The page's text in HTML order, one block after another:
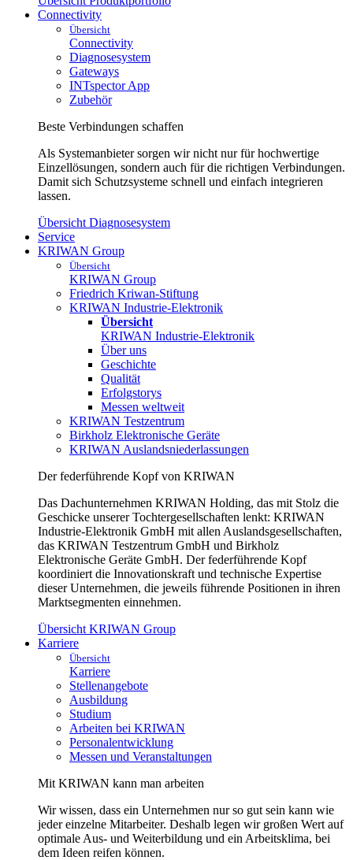
Connectivity
Übersicht
Connectivity
Diagnosesystem
Gateways
INTspector App
Zubehör
Beste Verbindungen schaffen
Als Systemanbieter sorgen wir nicht nur für hochwertige
Einzellösungen, sondern auch für die richtigen Verbindungen.
Damit sich Schutzsysteme schnell und einfach integrieren
lassen.
Übersicht Diagnosesystem
Service
KRIWAN Group
Übersicht
KRIWAN Group
Friedrich Kriwan-Stiftung
KRIWAN Industrie-Elektronik
Übersicht
KRIWAN Industrie-Elektronik
Über uns
Geschichte
Qualität
Erfolgstorys
Messen weltweit
KRIWAN Testzentrum
Birkholz Elektronische Geräte
KRIWAN Auslandsniederlassungen
Der federführende Kopf von KRIWAN
Das Dachunternehmen KRIWAN Holding, das mit Stolz die
Geschicke unserer Tochtergesellschaften lenkt: KRIWAN
Industrie-Elektronik GmbH mit allen Auslandsgesellschaften,
das KRIWAN Testzentrum GmbH und Birkholz
Elektronische Geräte GmbH. Der federführende Kopf
koordiniert die Innovationskraft und technische Expertise
dieser Unternehmen, die jeweils führende Positionen in ihren
Marktsegmenten einnehmen.
Übersicht KRIWAN Group
Karriere
Übersicht
Karriere
Stellenangebote
Ausbildung
Studium
Arbeiten bei KRIWAN
Personalentwicklung
Messen und Veranstaltungen
Mit KRIWAN kann man arbeiten
Wir wissen, dass ein Unternehmen nur so gut sein kann wie
jeder einzelne Mitarbeiter. Deshalb legen wir großen Wert auf
optimale Aus- und Weiterbildung und ein Arbeitsklima, bei
dem Ideen reifen können.